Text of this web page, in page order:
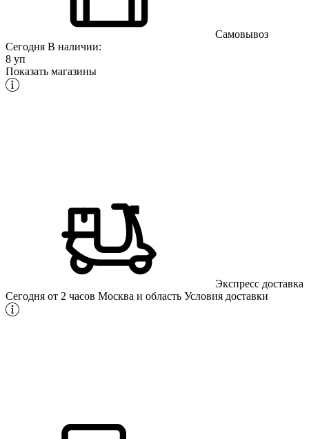
Самовывоз
Сегодня В наличии:
8 уп
Показать магазины
Экспресс доставка
Сегодня от 2 часов Москва и область Условия доставки